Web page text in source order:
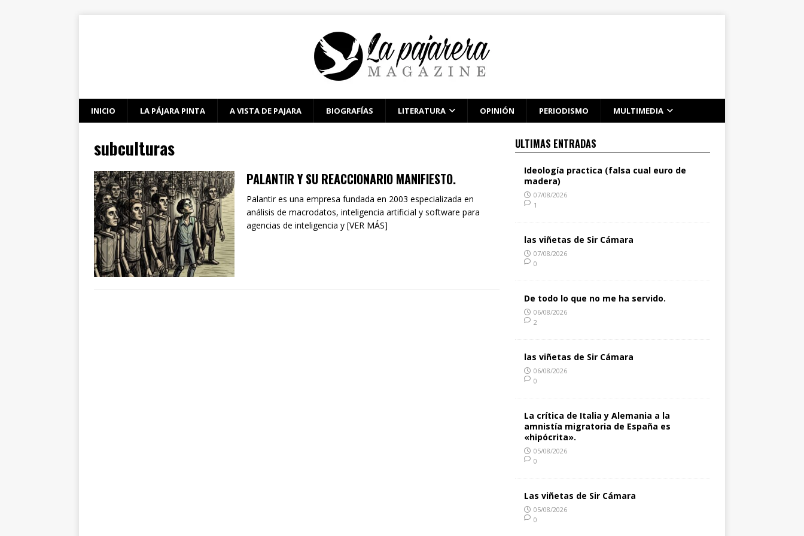
INICIO LA PÁJARA PINTA A VISTA DE PAJARA BIOGRAFÍAS LITERATURA OPINIÓN PERIODISMO MULTIMEDIA
subculturas
PALANTIR Y SU REACCIONARIO MANIFIESTO.
Palantir es una empresa fundada en 2003 especializada en
análisis de macrodatos, inteligencia artificial y software para
agencias de inteligencia y [VER MÁS]
ULTIMAS ENTRADAS
Ideología practica (falsa cual euro de
madera)
07/08/2026
1
las viñetas de Sir Cámara
07/08/2026
0
De todo lo que no me ha servido.
06/08/2026
2
las viñetas de Sir Cámara
06/08/2026
0
La crítica de Italia y Alemania a la
amnistía migratoria de España es
«hipócrita».
05/08/2026
0
Las viñetas de Sir Cámara
05/08/2026
0